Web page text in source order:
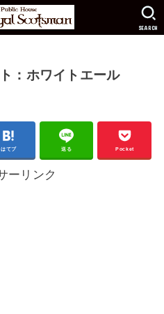
SEARCH
：ホワイトエール
はてブ 送る Pocket
ーリンク